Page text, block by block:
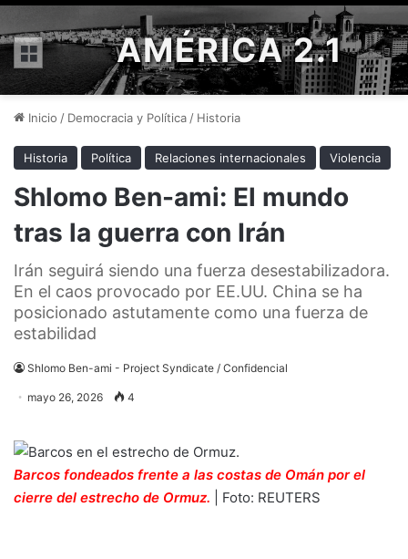
Menú AMÉRICA 2.1
Inicio / Democracia y Política / Historia
Historia Política Relaciones internacionales Violencia
Shlomo Ben-ami: El mundo
tras la guerra con Irán
Irán seguirá siendo una fuerza desestabilizadora.
En el caos provocado por EE.UU. China se ha
posicionado astutamente como una fuerza de
estabilidad
Shlomo Ben-ami - Project Syndicate / Confidencial
mayo 26, 2026 4
Barcos fondeados frente a las costas de Omán por el
cierre del estrecho de Ormuz.
| Foto: REUTERS